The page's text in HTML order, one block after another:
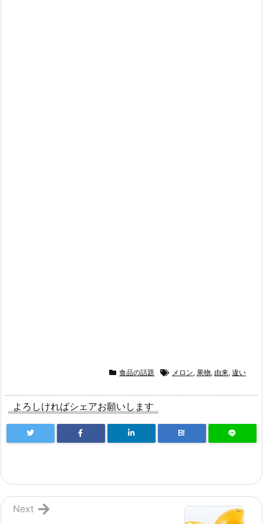
食品の話題 メロン, 果物, 由来, 違い
よろしければシェアお願いします
B!
Next